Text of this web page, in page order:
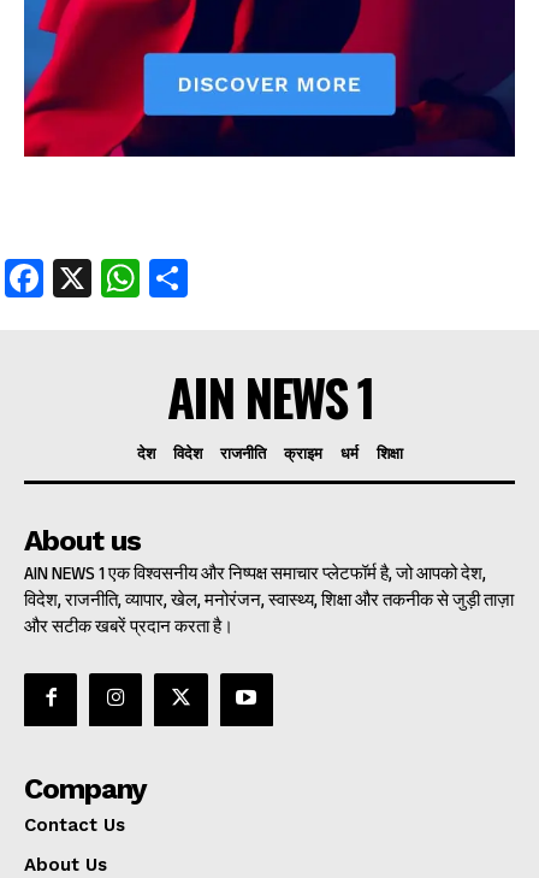
Facebook
X WhatsApp
AIN NEWS 1
देश विदेश राजनीति क्राइम धर्म शिक्षा
About us
AIN NEWS 1 एक विश्वसनीय और निष्पक्ष समाचार प्लेटफॉर्म है, जो आपको देश,
विदेश, राजनीति, व्यापार, खेल, मनोरंजन, स्वास्थ्य, शिक्षा और तकनीक से जुड़ी ताज़ा
और सटीक खबरें प्रदान करता है।
Company
Contact Us
About Us